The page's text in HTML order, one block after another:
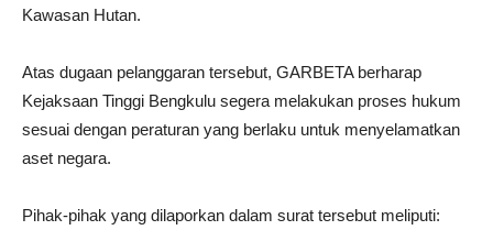
Kawasan Hutan.
Atas dugaan pelanggaran tersebut, GARBETA berharap
Kejaksaan Tinggi Bengkulu segera melakukan proses hukum
sesuai dengan peraturan yang berlaku untuk menyelamatkan
aset negara.
Pihak-pihak yang dilaporkan dalam surat tersebut meliputi: